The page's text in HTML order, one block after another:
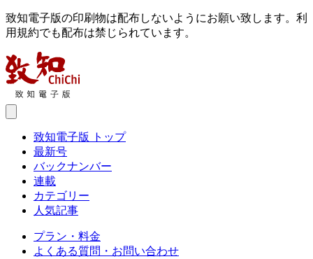
致知電子版の印刷物は配布しないようにお願い致します。利
用規約でも配布は禁じられています。
致知電子版 トップ
最新号
バックナンバー
連載
カテゴリー
人気記事
プラン・料金
よくある質問・お問い合わせ